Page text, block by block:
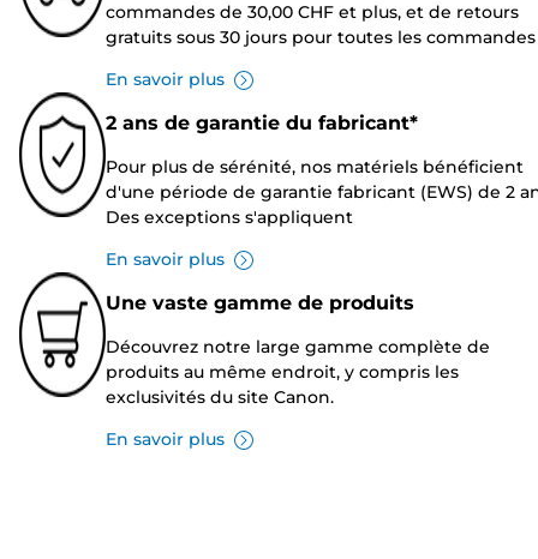
commandes de 30,00 CHF et plus, et de retours
gratuits sous 30 jours pour toutes les commandes
En savoir plus
2 ans de garantie du fabricant*
Pour plus de sérénité, nos matériels bénéficient
d'une période de garantie fabricant (EWS) de 2
Des exceptions s'appliquent
En savoir plus
Une vaste gamme de produits
Découvrez notre large gamme complète de
produits au même endroit, y compris les
exclusivités du site Canon.
En savoir plus